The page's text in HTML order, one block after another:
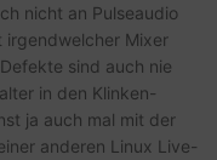
nicht an Pulseaudio
irgendwelcher Mixer
sind auch nie
in den Klinken-
ja auch mal mit der
anderen Linux Live-